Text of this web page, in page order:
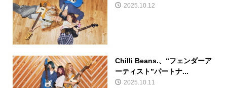
2025.10.12
Chilli Beans.、“フェンダーア
ーティスト”パートナ...
2025.10.11